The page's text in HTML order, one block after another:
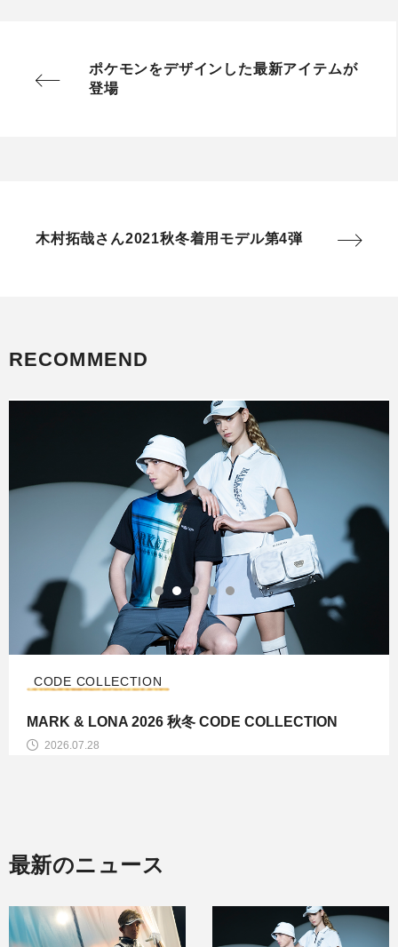
RECOMMEND
2026.07.28
CODE COLLECTION
MARK & LONA 2026 秋冬 CODE COLLECTION
最新のニュース
ポケモンをデザインした最新アイテムが
登場
木村拓哉さん2021秋冬着用モデル第4弾